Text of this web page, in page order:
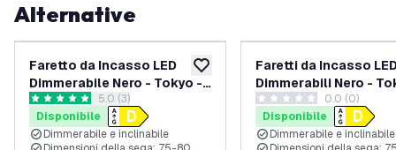
Alternative
aggiungi alla lista desideri
Faretto da Incasso LED
Dimmerabile Nero - Tokyo -
3W - 2700K - Ã¸92mm
apri il cassetto delle recensioni
5 stelle di valutazione
5.0 (3)
Disponibile
Dimmerabile e inclinabile
Faretti da Incasso
Dimmerabili Nero -
3W - 6500K -
pack
0 stelle di valutazione
0.0 (0)
Disponibile
Dimmerabile e inclinabile